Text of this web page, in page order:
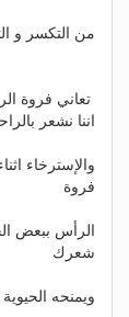
من التكسر و
تعاني فروة
اننا نشعر
والإسترخاء
فروة
الرأس ببعض
شعرك
ويمنحه